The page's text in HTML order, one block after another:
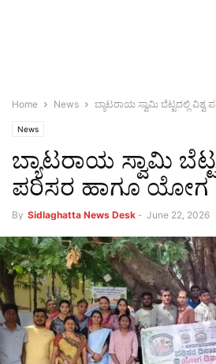
Home News ಬ್ಯಾಟರಾಯ ಸ್ವಾಮಿ ಬೆಟ್ಟದಲ್ಲಿ
News
ಬ್ಯಾಟರಾಯ ಸ್ವಾಮಿ
ಪರಿಸರ ಹಾಗೂ ಯೋಗ
By Sidlaghatta News Desk - June 22, 2026